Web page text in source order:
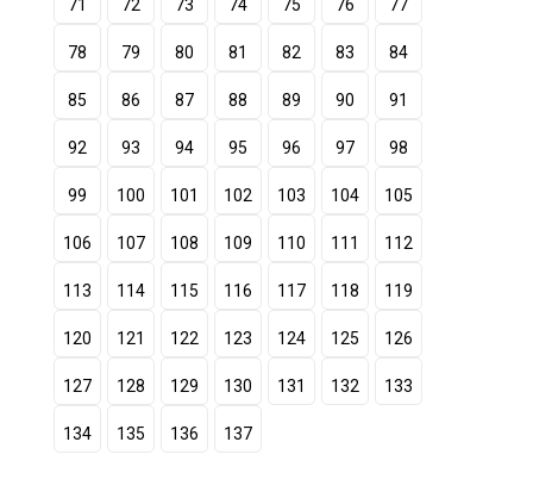
71 72 73 74 75 76 77
78 79 80 81 82 83 84
85 86 87 88 89 90 91
92 93 94 95 96 97 98
99 100 101 102 103 104 105
106 107 108 109 110 111 112
113 114 115 116 117 118 119
120 121 122 123 124 125 126
127 128 129 130 131 132 133
134 135 136 137